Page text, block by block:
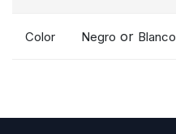
Color Negro or Blanco